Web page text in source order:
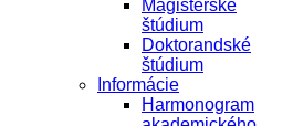
Magisterské
štúdium
Doktorandské
štúdium
Informácie
Harmonogram